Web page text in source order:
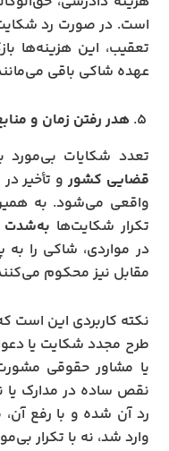
است. در صورت رد
تعقیب، این هزینه‌ها
عهده شاکی باقی
هدر رفتن زمان و
تعدد شکایات بی‌مورد
قضایی کشور و تأخیر
واقعی می‌شود. به
تکرار شکایت‌ها به‌شدت
در مواردی، شاکی را
مقابل نیز محکوم
نکته کاربردی این است
طرح مجدد شکایت یا
یا مشاور حقوقی
نقص ساده در مدارک
رد آن شده و با رفع
وارد شد، نه با تکرار